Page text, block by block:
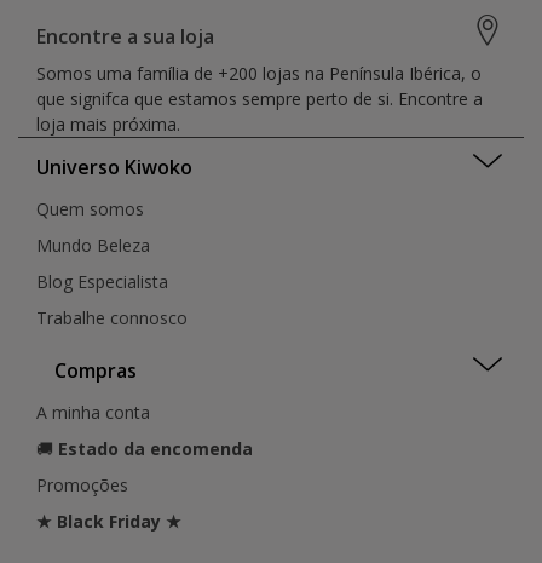
Encontre a sua loja
Somos uma família de +200 lojas na Península Ibérica, o
que signifca que estamos sempre perto de si. Encontre a
loja mais próxima.
Universo Kiwoko
Quem somos
Mundo Beleza
Blog Especialista
Trabalhe connosco
Compras
A minha conta
🚚 Estado da encomenda
Promoções
★ Black Friday ★